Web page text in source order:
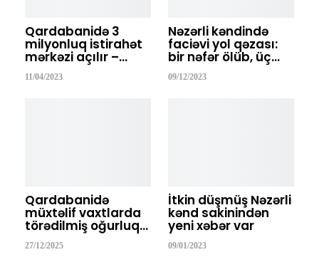
Qardabanidə 3
milyonluq istirahət
mərkəzi açılır –…
11/04/2023
Nəzərli kəndində
faciəvi yol qəzası:
bir nəfər ölüb, üç…
09/12/2023
Qardabanidə
müxtəlif vaxtlarda
törədilmiş oğurluq…
27/12/2025
İtkin düşmüş Nəzərli
kənd sakinindən
yeni xəbər var
09/01/2023